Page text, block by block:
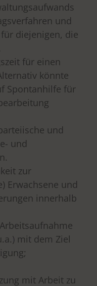
und
diejenigen, die
für einen
könnte
Spontanhilfe für
und
und
zur
Erwachsene und
innerhalb
mit dem Ziel
mit Arbeit zu